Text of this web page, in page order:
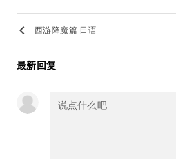
keyboard_arrow_left 西游降魔篇 日语
最新回复